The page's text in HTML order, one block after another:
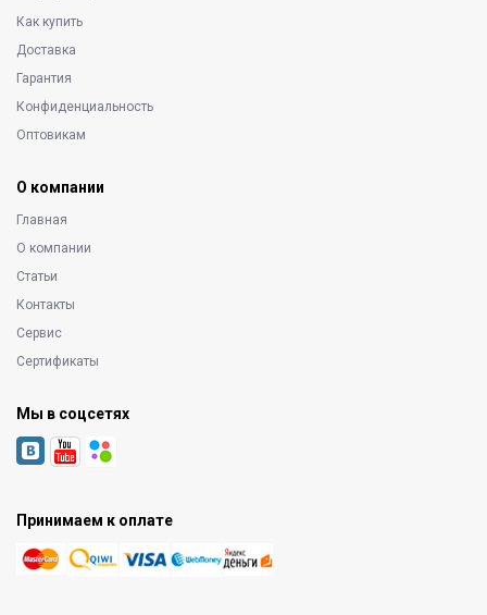
Как купить
Доставка
Гарантия
Конфиденциальность
Оптовикам
О компании
Главная
О компании
Статьи
Контакты
Сервис
Сертификаты
Мы в соцсетях
Принимаем к оплате